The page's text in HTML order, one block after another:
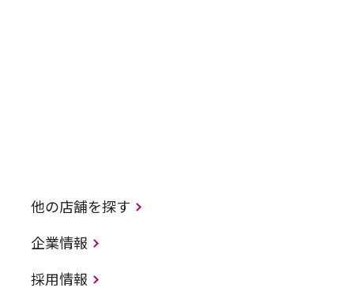
他の店舗を探す
企業情報
採用情報